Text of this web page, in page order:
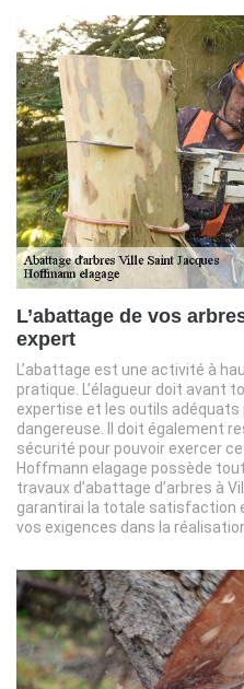
L’abattage de vos
expert
L’abattage est une activité à
pratique. L’élagueur doit avant
expertise et les outils
dangereuse. Il doit également
sécurité pour pouvoir exercer
Hoffmann elagage possède
travaux d’abattage d’arbres à
garantirai la totale satisfaction
vos exigences dans la